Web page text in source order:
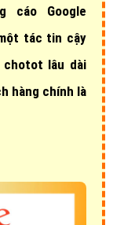
cáo Google
tác tin cậy
chotot lâu dài
hàng chính là